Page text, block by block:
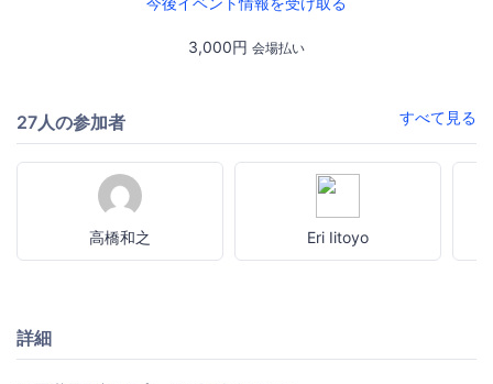
3,000円 会場払い
27人の参加者 すべて見る
高橋和之 Eri Iitoyo
詳細